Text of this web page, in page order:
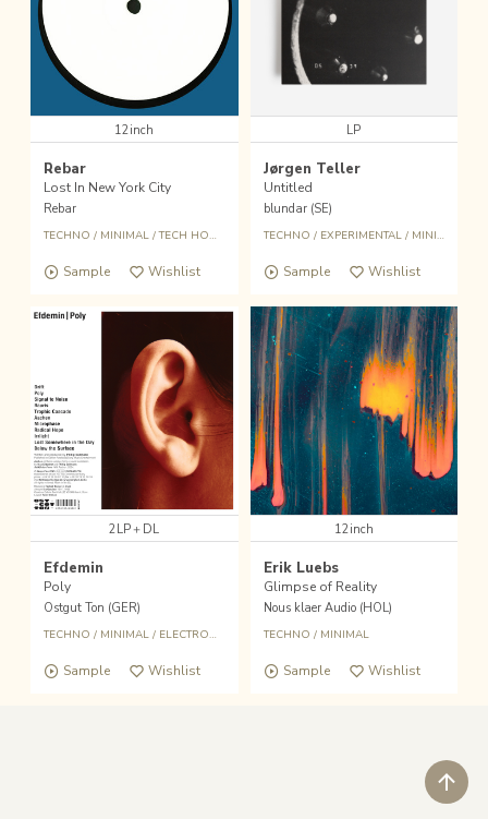
12inch
Rebar
Lost In New York City
Rebar
TECHNO / MINIMAL/TECH HOUSE
Sample Wishlist
LP
Jørgen Teller
Untitled
blundar (SE)
TECHNO / EXPERIMENTAL/ MINIMAL
Sample Wishlist
2LP＋DL
Efdemin
Poly
Ostgut Ton (GER)
TECHNO / MINIMAL/ ELECTRONIC
Sample Wishlist
12inch
Erik Luebs
Glimpse of Reality
Nous klaer Audio (HOL)
TECHNO / MINIMAL
Sample Wishlist